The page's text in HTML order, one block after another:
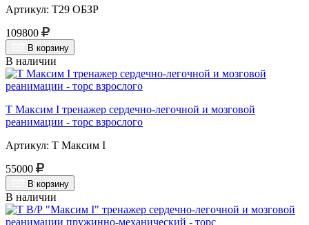
Артикул: Т29 ОБЗР
109800
В корзину
В наличии
Т Максим I тренажер сердечно-легочной и мозговой
реанимации - торс взрослого
Артикул: Т Максим I
55000
В корзину
В наличии